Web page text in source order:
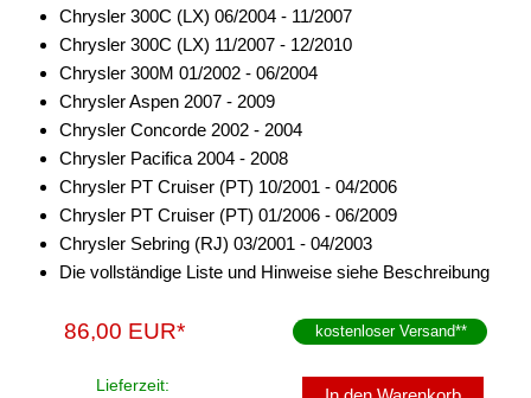
Multimediainterface
Parkscheiben
Radioadapter
Radioblenden
Radioeinbausets
Radiorahmen
Stromversorgung
Chrysler 300C (LX) 06/2004 - 11/2007
Chrysler 300C (LX) 11/2007 - 12/2010
Chrysler 300M 01/2002 - 06/2004
Chrysler Aspen 2007 - 2009
Chrysler Concorde 2002 - 2004
Chrysler Pacifica 2004 - 2008
Chrysler PT Cruiser (PT) 10/2001 - 04/2006
Chrysler PT Cruiser (PT) 01/2006 - 06/2009
Chrysler Sebring (RJ) 03/2001 - 04/2003
Die vollständige Liste und Hinweise siehe Beschreibung
86,00 EUR* kostenloser Versand**
Lieferzeit: